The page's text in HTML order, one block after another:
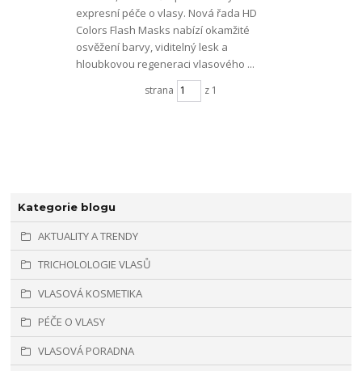
Kategorie blogu
AKTUALITY A TRENDY
TRICHOLOLOGIE VLASŮ
VLASOVÁ KOSMETIKA
PÉČE O VLASY
VLASOVÁ PORADNA
expresní péče o vlasy. Nová řada HD
Colors Flash Masks nabízí okamžité
osvěžení barvy, viditelný lesk a
hloubkovou regeneraci vlasového ...
strana z 1